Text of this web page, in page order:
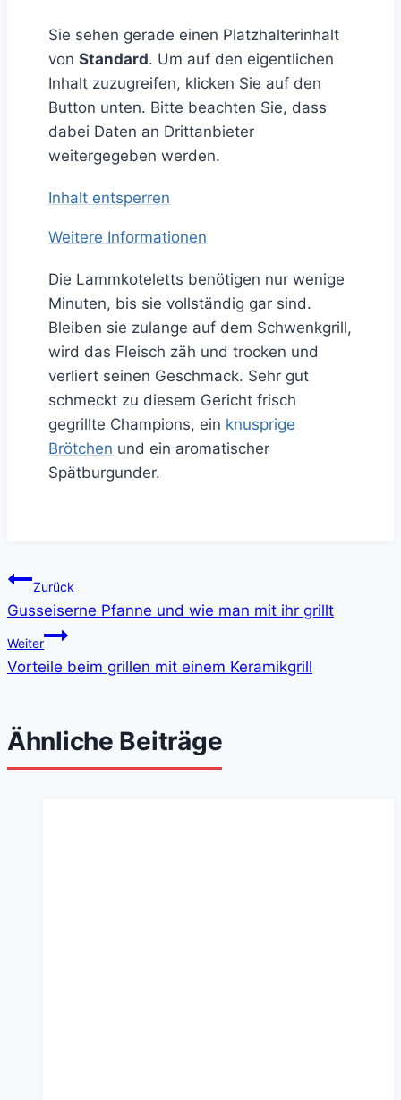
Sie sehen gerade einen Platzhalterinhalt
von Standard. Um auf den eigentlichen
Inhalt zuzugreifen, klicken Sie auf den
Button unten. Bitte beachten Sie, dass
dabei Daten an Drittanbieter
weitergegeben werden.
Inhalt entsperren
Weitere Informationen
Die Lammkoteletts benötigen nur wenige
Minuten, bis sie vollständig gar sind.
Bleiben sie zulange auf dem Schwenkgrill,
wird das Fleisch zäh und trocken und
verliert seinen Geschmack. Sehr gut
schmeckt zu diesem Gericht frisch
gegrillte Champions, ein knusprige
Brötchen und ein aromatischer
Spätburgunder.
Beitragsnavigation
Zurück
Gusseiserne Pfanne und wie man mit ihr grillt
Weiter
Vorteile beim grillen mit einem Keramikgrill
Ähnliche Beiträge